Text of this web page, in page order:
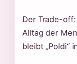
Der Trade-
Alltag der
bleibt „Poldi“